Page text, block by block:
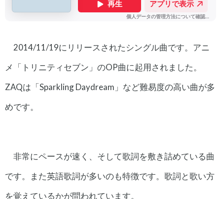
2014/11/19にリリースされたシングル曲です。アニ
メ「トリニティセブン」のOP曲に起用されました。
ZAQは「Sparkling Daydream」など難易度の高い曲が多
めです。
非常にペースが速く、そして歌詞を敷き詰めている曲
です。また英語歌詞が多いのも特徴です。歌詞と歌い方
を覚えているかが問われています。